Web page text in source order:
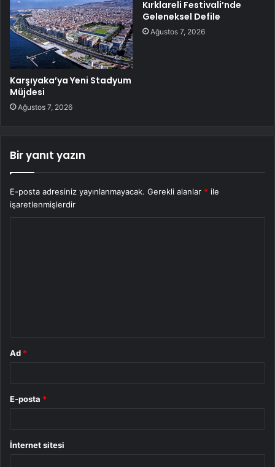
Karşıyaka’ya Yeni Stadyum
Müjdesi
Ağustos 7, 2026
Kırklareli Festivali’nde
Geleneksel Defile
Ağustos 7, 2026
Bir yanıt yazın
E-posta adresiniz yayınlanmayacak. Gerekli alanlar * ile
işaretlenmişlerdir
Ad *
E-posta *
İnternet sitesi